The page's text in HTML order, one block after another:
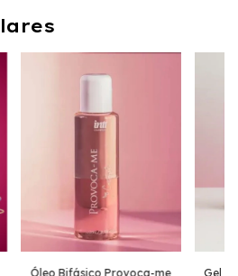
Óleo Bifásico Provoca-me
Gel